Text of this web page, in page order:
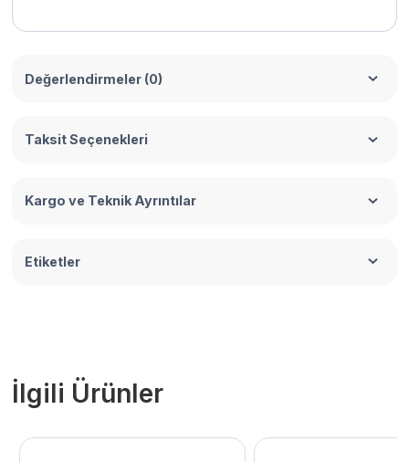
Değerlendirmeler (0)
Taksit Seçenekleri
Kargo ve Teknik Ayrıntılar
Etiketler
İlgili Ürünler